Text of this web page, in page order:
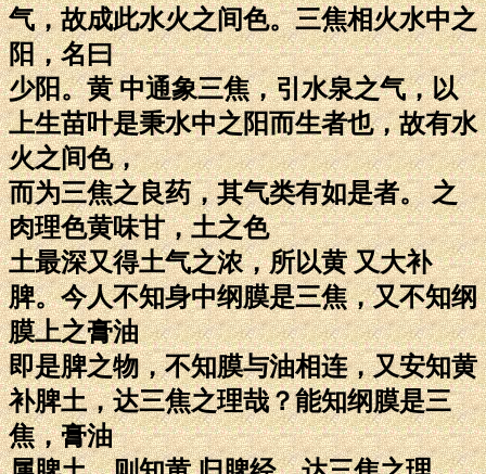
气，故成此水火之间色。三焦相火水中之
阳，名曰
少阳。黄 中通象三焦，引水泉之气，以
上生苗叶是秉水中之阳而生者也，故有水
火之间色，
而为三焦之良药，其气类有如是者。 之
肉理色黄味甘，土之色
土最深又得土气之浓，所以黄 又大补
脾。今人不知身中纲膜是三焦，又不知纲
膜上之膏油
即是脾之物，不知膜与油相连，又安知黄
补脾土，达三焦之理哉？能知纲膜是三
焦，膏油